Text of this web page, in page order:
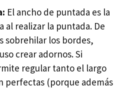
El ancho de puntada es la
al realizar la puntada. De
sobrehilar los bordes,
crear adornos. Si
regular tanto el largo
perfectas (porque además